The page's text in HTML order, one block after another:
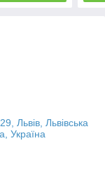
Львів, Львівська
Україна